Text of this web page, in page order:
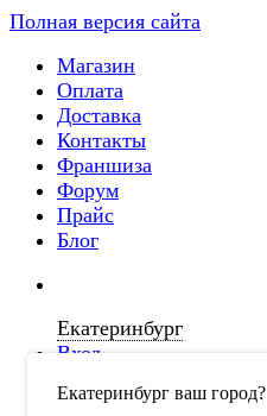
Полная версия сайта
Магазин
Оплата
Доставка
Контакты
Франшиза
Форум
Прайс
Блог
Екатеринбург
Екатеринбург ваш город?
Вход
Регистрация